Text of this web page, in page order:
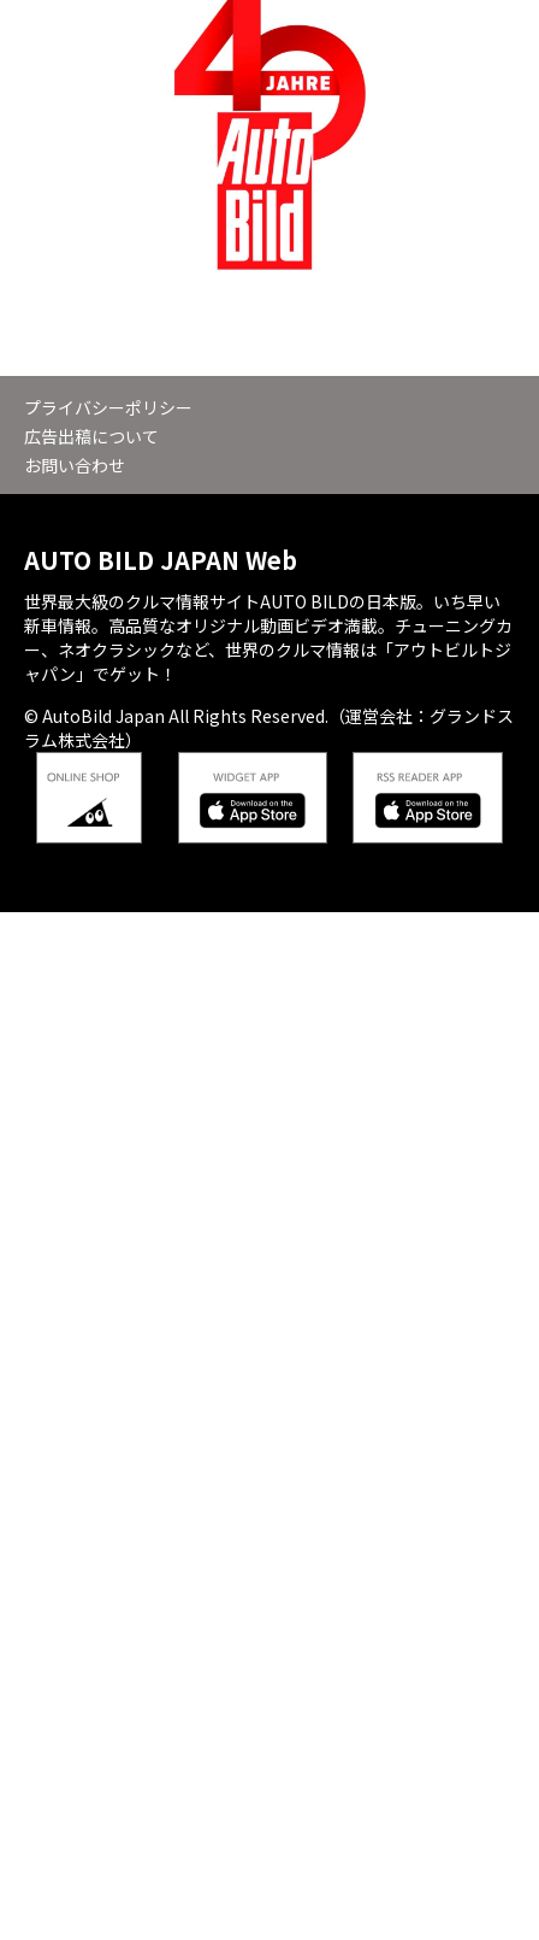
プライバシーポリシー
広告出稿について
お問い合わせ
AUTO BILD JAPAN Web
世界最大級のクルマ情報サイトAUTO BILDの日本版。いち早い
新車情報。高品質なオリジナル動画ビデオ満載。チューニングカ
ー、ネオクラシックなど、世界のクルマ情報は「アウトビルトジ
ャパン」でゲット！
© AutoBild Japan All Rights Reserved.（運営会社：グランドス
ラム株式会社）